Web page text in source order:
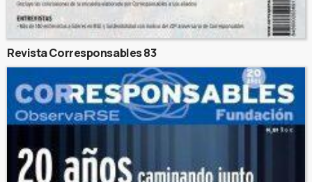
Revista Corresponsables 83